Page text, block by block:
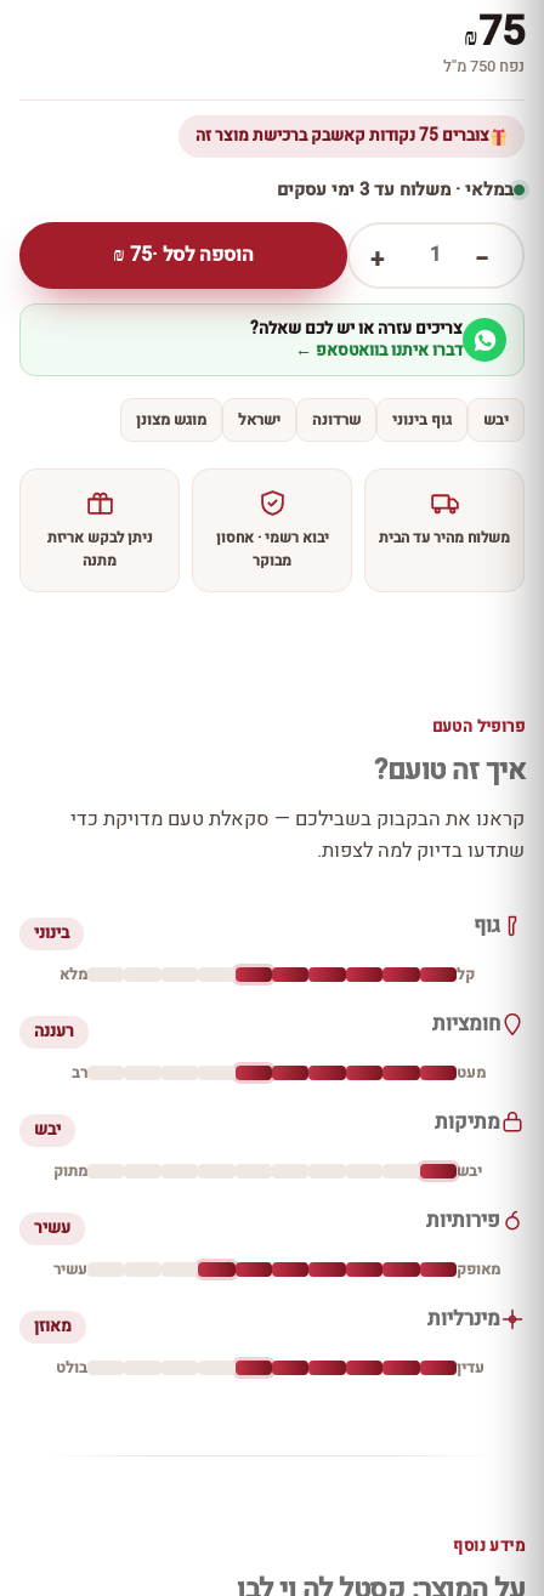
₪75
נפח 750 מ''ל
צוברים 75 נקודות קאשבק ברכישת מוצר זה
במלאי · משלוח עד 3 ימי עסקים
−
1
+ הוספה לסל ·75
₪
צריכים עזרה או יש לכם שאלה?
דברו איתנו בוואטסאפ ←
יבש גוף בינוני שרדונה ישראל מוגש מצונן
משלוח מהיר עד הבית
יבוא רשמי · אחסון
מבוקר
ניתן לבקש אריזת
מתנה
פרופיל הטעם
איך זה טועם?
קראנו את הבקבוק בשבילכם — סקאלת טעם מדויקת כדי
שתדעו בדיוק למה לצפות.
גוף בינוני
קל מלא
חומציות רעננה
מעט רב
מתיקות יבש
יבש מתוק
פירותיות עשיר
מאופק עשיר
מינרליות מאוזן
עדין בולט
מידע נוסף